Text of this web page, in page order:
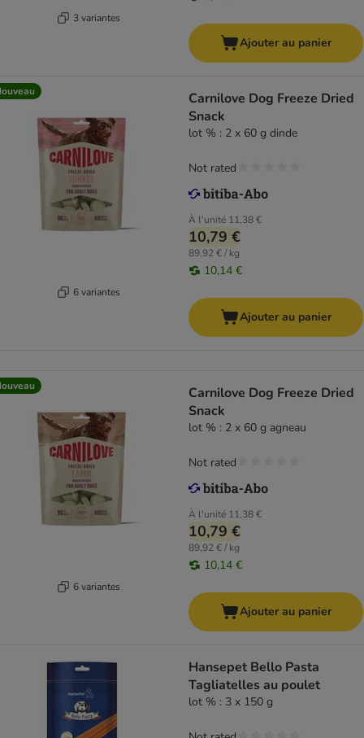
3 variantes
Ajouter au panier
6 variantes
Carnilove Dog Freeze Dried
Snack
lot % : 2 x 60 g dinde
À l'unité 11,38 €
10,79 €
89,92 € / kg
10,14 €
Not rated
Ajouter au panier
6 variantes
Carnilove Dog Freeze Dried
Snack
lot % : 2 x 60 g agneau
À l'unité 11,38 €
10,79 €
89,92 € / kg
10,14 €
Not rated
Ajouter au panier
Hansepet Bello Pasta
Tagliatelles au poulet
lot % : 3 x 150 g